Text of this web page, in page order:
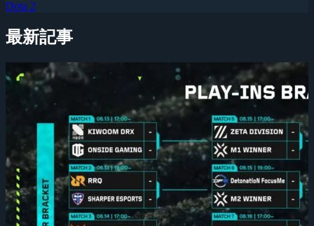
Dota 2
最新記事